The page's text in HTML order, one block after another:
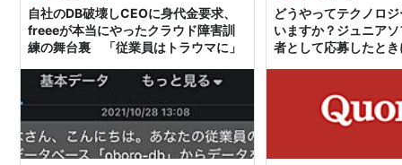
自社のDB破壊しCEOに身代金要求、
freeeが本当にやったクラウド障害訓
練の舞台裏 「従業員はトラウマに」
どうやってテクノロ
いますか？ジュニア
者として応募したと
いっぱいいっぱいで